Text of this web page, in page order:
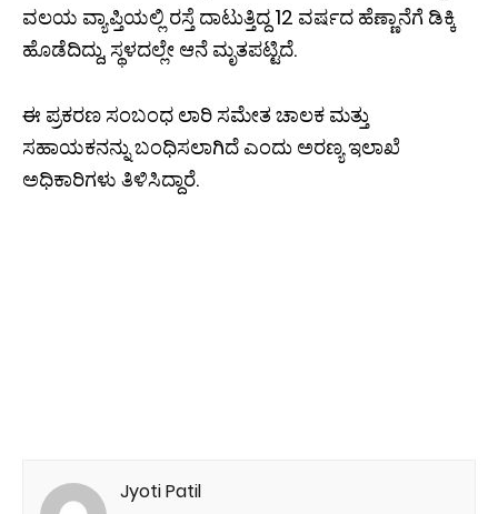
ವಲಯ ವ್ಯಾಪ್ತಿಯಲ್ಲಿ ರಸ್ತೆ ದಾಟುತ್ತಿದ್ದ 12 ವರ್ಷದ ಹೆಣ್ಣಾನೆಗೆ ಡಿಕ್ಕಿ
ಹೊಡೆದಿದ್ದು, ಸ್ಥಳದಲ್ಲೇ ಆನೆ ಮೃತಪಟ್ಟಿದೆ.
ಈ ಪ್ರಕರಣ ಸಂಬಂಧ ಲಾರಿ ಸಮೇತ ಚಾಲಕ ಮತ್ತು
ಸಹಾಯಕನನ್ನು ಬಂಧಿಸಲಾಗಿದೆ ಎಂದು ಅರಣ್ಯ ಇಲಾಖೆ
ಅಧಿಕಾರಿಗಳು ತಿಳಿಸಿದ್ದಾರೆ.
Jyoti Patil